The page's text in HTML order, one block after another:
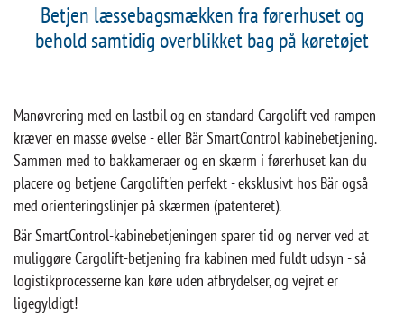
Betjen læssebagsmækken fra førerhuset og
behold samtidig overblikket bag på køretøjet
Manøvrering med en lastbil og en standard Cargolift ved rampen
kræver en masse øvelse - eller Bär SmartControl kabinebetjening.
Sammen med to bakkameraer og en skærm i førerhuset kan du
placere og betjene Cargolift'en perfekt - eksklusivt hos Bär også
med orienteringslinjer på skærmen (patenteret).
Bär SmartControl-kabinebetjeningen sparer tid og nerver ved at
muliggøre Cargolift-betjening fra kabinen med fuldt udsyn - så
logistikprocesserne kan køre uden afbrydelser, og vejret er
ligegyldigt!